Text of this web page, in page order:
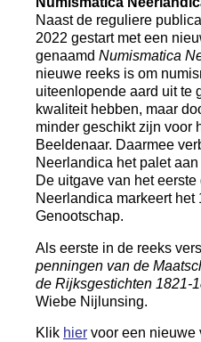
Naast de reguliere
2022 gestart met een
genaamd Numismatica
nieuwe reeks is om
uiteenlopende aard uit te
kwaliteit hebben, maar
minder geschikt zijn voor
Beeldenaar. Daarmee
Neerlandica het palet
De uitgave van het
Neerlandica markeert
Genootschap.
Als eerste in de reeks
penningen van de
de Rijksgestichten 1821-
Wiebe Nijlunsing.
Klik hier voor een nieuwe